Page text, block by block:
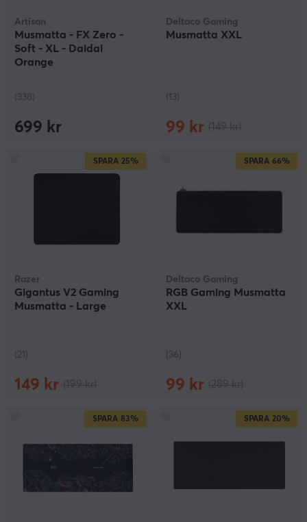
Artisan
Musmatta - FX Zero -
Soft - XL - Daidai
Orange
(338)
699 kr
Deltaco Gaming
Musmatta XXL
(13)
99 kr
SPARA 25%
Razer
Gigantus V2 Gaming
Musmatta - Large
(21)
149 kr
SPARA 66%
Deltaco Gaming
RGB Gaming Musmatta
XXL
(36)
99 kr
SPARA 83% SPARA 20%